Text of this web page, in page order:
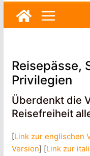
Reisepässe,
Privilegien
Überdenkt die
Reisefreiheit
[Link zur englischen
Version] [Link zur